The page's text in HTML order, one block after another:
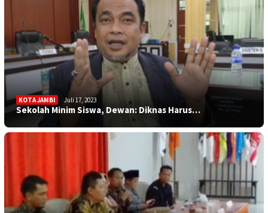
KOTA JAMBI Juli 17, 2023
Sekolah Minim Siswa, Dewan: Diknas Harus…